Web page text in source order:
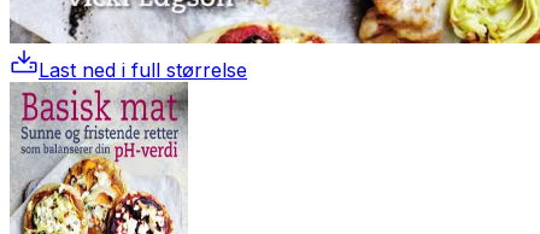
Last ned i full størrelse